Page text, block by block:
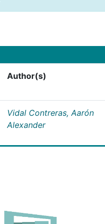
Author(s)
Vidal Contreras, Aarón
Alexander